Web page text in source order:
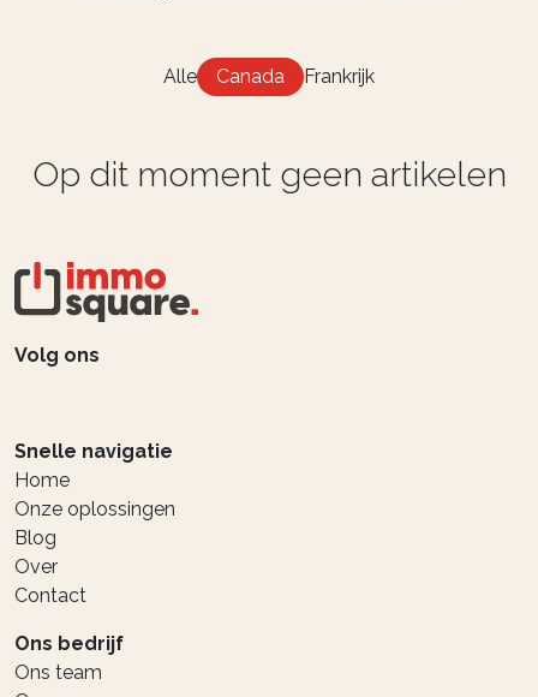
Alle Canada Frankrijk
Op dit moment geen artikelen
Volg ons
Snelle navigatie
Home
Onze oplossingen
Blog
Over
Contact
Ons bedrijf
Ons team